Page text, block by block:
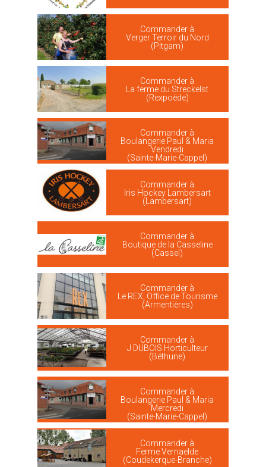
Commander à
Verger Terroir du Nord
(Pitgam)
Commander à
La ferme du Streckelst
(Rexpoëde)
Commander à
Boulangerie Paul & Maria
Vendredi
(Sainte-Marie-Cappel)
Commander à
Iris Hockey Lambersart
(Lambersart)
Commander à
Boutique de la Casseline
(Cassel)
Commander à
Le REX, Office de Tourisme
(Armentières)
Commander à
J DUBOIS Horticulteur
(Béthune)
Commander à
Boulangerie Paul & Maria
Mercredi
(Sainte-Marie-Cappel)
Commander à
Ferme Vernaelde
(Coudekerque-Branche)